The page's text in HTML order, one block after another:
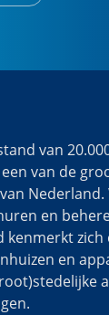
van
van de
Nederland.
en
kenmerkt
en